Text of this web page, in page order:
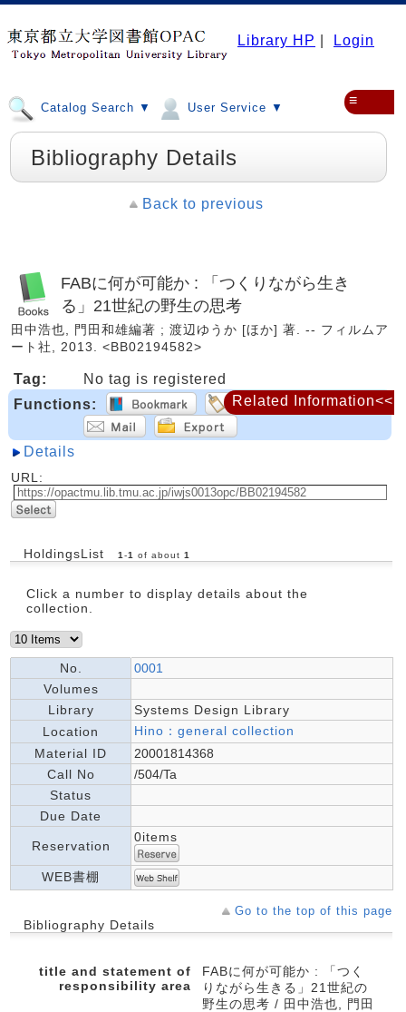
Library HP Login
Catalog Search ▼ User Service ▼ ≡
Bibliography Details
Back to previous
FABに何が可能か : 「つくりながら生き
る」21世紀の野生の思考
田中浩也, 門田和雄編著 ; 渡辺ゆうか [ほか] 著. -- フィルムア
ート社, 2013. <BB02194582>
Tag:
No tag is registered
Functions:
Details
URL:
HoldingsList 1 -1 of about 1
Click a number to display details about the
collection.
No.
0001
Volumes
Library
Systems Design Library
Location
Hino：general collection
Material ID
20001814368
Call No
/504/Ta
Status
Due Date
Reservation
0items
WEB書棚
Go to the top of this page
Bibliography Details
title and statement of
responsibility area
FABに何が可能か : 「つく
りながら生きる」21世紀の
野生の思考 / 田中浩也, 門田
Related Information<<